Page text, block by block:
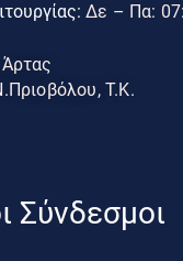
Δε – Πα:
Τ.Κ.
Σύνδεσμοι